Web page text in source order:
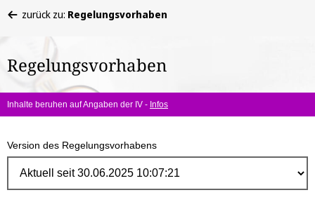
befinden
hier:
zurück zu: Regelungsvorhaben
Regelungsvorhaben
Inhalte beruhen auf Angaben der IV - Infos
Version des Regelungsvorhabens